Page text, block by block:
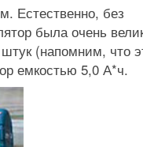
Естественно, без
была очень
(напомним, что
емкостью 5,0 А*ч.